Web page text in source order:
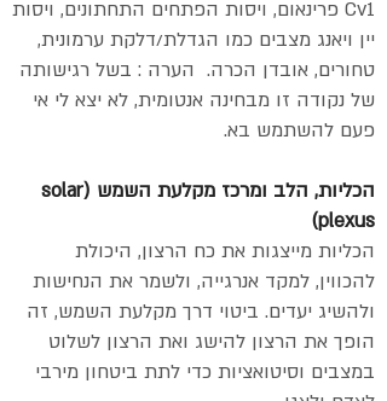
Cv1 פרינאום, ויסות הפתחים התחתונים, ויסות
יין ויאנג מצבים כמו הגדלת/דלקת ערמונית,
טחורים, אובדן הכרה. הערה : בשל רגישותה
של נקודה זו מבחינה אנטומית, לא יצא לי אי
פעם להשתמש בא.
הכליות, הלב ומרכז מקלעת השמש (solar
plexus)
הכליות מייצגות את כח הרצון, היכולת
להכווין, למקד אנרגייה, ולשמר את הנחישות
ולהשיג יעדים. ביטוי דרך מקלעת השמש, זה
הופך את הרצון להישג ואת הרצון לשלוט
במצבים וסיטואציות כדי לתת ביטחון מירבי